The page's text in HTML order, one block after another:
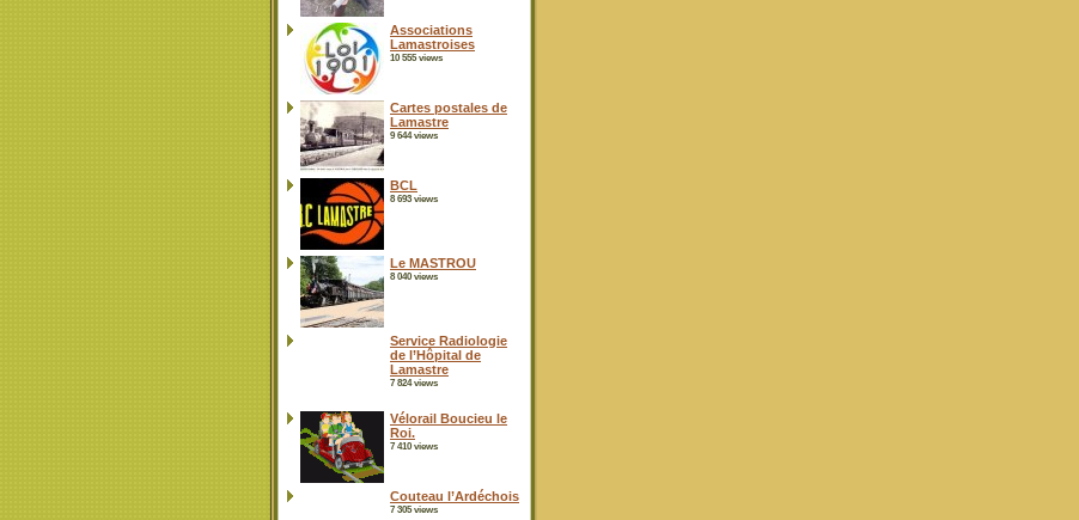
Associations
Lamastroises
10 555 views
Cartes postales de
Lamastre
9 644 views
BCL
8 693 views
Le MASTROU
8 040 views
Service Radiologie
de l’Hôpital de
Lamastre
7 824 views
Vélorail Boucieu le
Roi.
7 410 views
Couteau l’Ardéchois
7 305 views